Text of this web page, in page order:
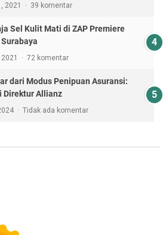
2021 39 komentar
Sel Kulit Mati di ZAP Premiere
72 komentar
dari Modus Penipuan Asuransi:
Direktur Allianz
Tidak ada komentar